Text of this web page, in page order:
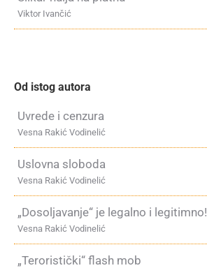
Viktor Ivančić
Od istog autora
Uvrede i cenzura
Vesna Rakić Vodinelić
Uslovna sloboda
Vesna Rakić Vodinelić
„Dosoljavanje“ je legalno i legitimno!
Vesna Rakić Vodinelić
„Teroristički“ flash mob